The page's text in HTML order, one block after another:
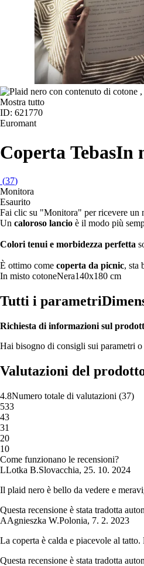
Mostra tutto
ID: 621770
Euromant
Coperta TebasIn
(37)
Monitora
Esaurito
Fai clic su "Monitora" per ricevere un
Un caloroso lancio è il modo più
Colori tenui e morbidezza perfetta
È ottimo come coperta da picnic, sta
In misto cotoneNera140x180 cm
Tutti i parametri
Richiesta di informazioni sul
Hai bisogno di consigli sui parametri o
Valutazioni del
4.8Numero totale di valutazioni (37)
533
43
31
20
10
Come funzionano le recensioni?
LLotka B.Slovacchia, 25. 10. 2024
Il plaid nero è bello da vedere e
Questa recensione è stata tradotta
AAgnieszka W.Polonia, 7. 2. 2023
La coperta è calda e piacevole al
Questa recensione è stata tradotta